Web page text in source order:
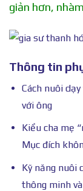
giản hơn,
Thông tin
Cách nuôi
với ông
Kiểu cha mẹ
Mục đích
Kỹ năng nuôi
thông minh